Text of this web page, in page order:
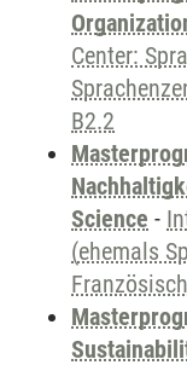
Center:
B2.2
Science -
(ehemals